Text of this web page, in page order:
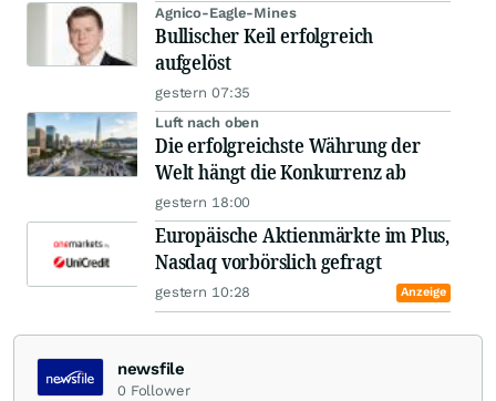
Agnico-Eagle-Mines
Bullischer Keil erfolgreich
aufgelöst
gestern 07:35
Luft nach oben
Die erfolgreichste Währung der
Welt hängt die Konkurrenz ab
gestern 18:00
Europäische Aktienmärkte im Plus,
Nasdaq vorbörslich gefragt
gestern 10:28 Anzeige
newsfile
0 Follower